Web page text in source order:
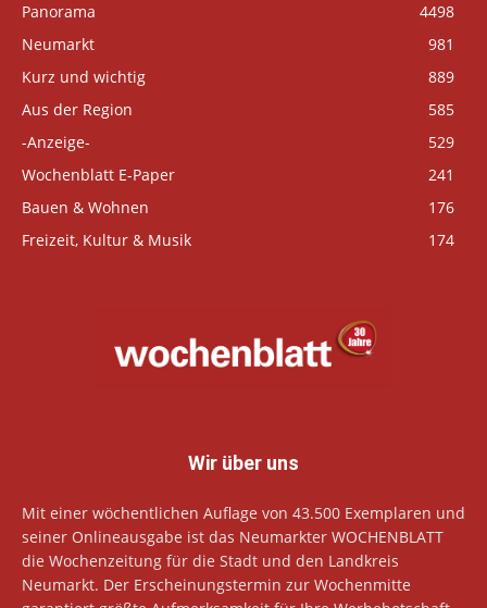
Panorama
4498
Neumarkt
981
Kurz und wichtig
889
Aus der Region
585
-Anzeige-
529
Wochenblatt E-Paper
241
Bauen & Wohnen
176
Freizeit, Kultur & Musik
174
Wir über uns
Mit einer wöchentlichen Auflage von 43.500 Exemplaren und
seiner Onlineausgabe ist das Neumarkter WOCHENBLATT
die Wochenzeitung für die Stadt und den Landkreis
Neumarkt. Der Erscheinungstermin zur Wochenmitte